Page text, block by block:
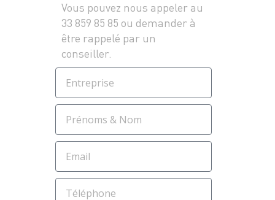
Vous pouvez nous appeler au
33 859 85 85 ou demander à
être rappelé par un
conseiller.